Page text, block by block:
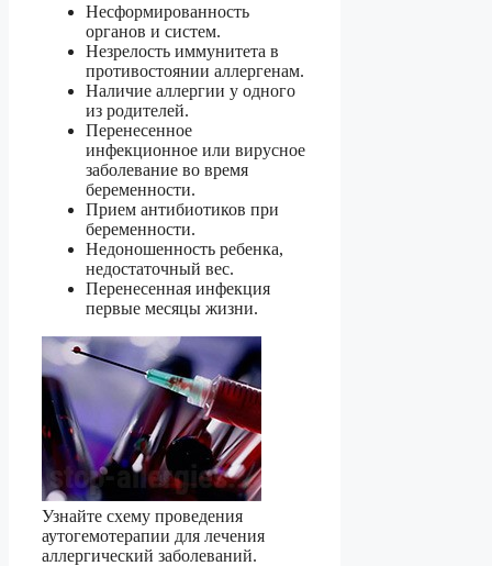
Несформированность
органов и систем.
Незрелость иммунитета в
противостоянии аллергенам.
Наличие аллергии у одного
из родителей.
Перенесенное
инфекционное или вирусное
заболевание во время
беременности.
Прием антибиотиков при
беременности.
Недоношенность ребенка,
недостаточный вес.
Перенесенная инфекция
первые месяцы жизни.
Узнайте схему проведения
аутогемотерапии для лечения
аллергический заболеваний.